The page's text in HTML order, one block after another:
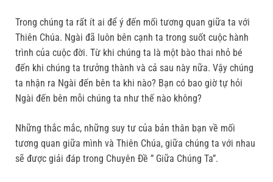
Trong chúng ta rất ít ai để ý đến mối tương quan giữa ta với
Thiên Chúa. Ngài đã luôn bên cạnh ta trong suốt cuộc hành
trình của cuộc đời. Từ khi chúng ta là một bào thai nhỏ bé
đến khi chúng ta trưởng thành và cả sau này nữa. Vậy chúng
ta nhận ra Ngài đến bên ta khi nào? Bạn có bao giờ tự hỏi
Ngài đến bên mỗi chúng ta như thế nào không?
Những thắc mắc, những suy tư của bản thân bạn về mối
tương quan giữa mình và Thiên Chúa, giữa chúng ta với nhau
sẽ được giải đáp trong Chuyên Đề ” Giữa Chúng Ta”.